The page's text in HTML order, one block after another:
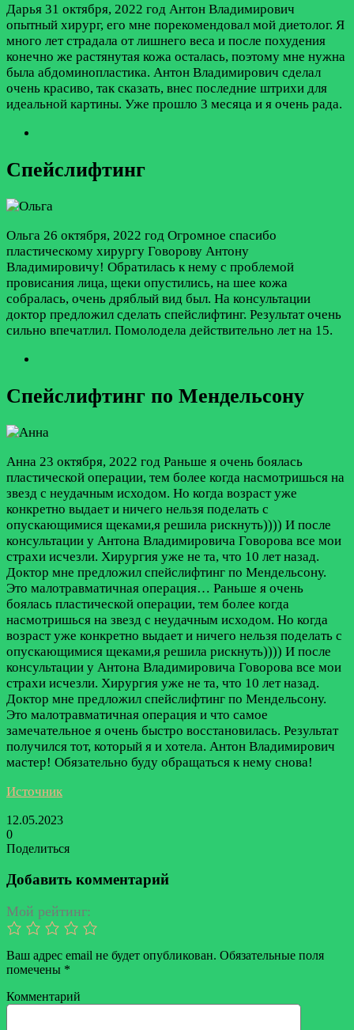
Дарья 31 октября, 2022 год Антон Владимирович
опытный хирург, его мне порекомендовал мой диетолог. Я
много лет страдала от лишнего веса и после похудения
конечно же растянутая кожа осталась, поэтому мне нужна
была абдоминопластика. Антон Владимирович сделал
очень красиво, так сказать, внес последние штрихи для
идеальной картины. Уже прошло 3 месяца и я очень рада.
Спейслифтинг
Ольга 26 октября, 2022 год Огромное спасибо
пластическому хирургу Говорову Антону
Владимировичу! Обратилась к нему с проблемой
провисания лица, щеки опустились, на шее кожа
собралась, очень дряблый вид был. На консультации
доктор предложил сделать спейслифтинг. Результат очень
сильно впечатлил. Помолодела действительно лет на 15.
Спейслифтинг по Мендельсону
Анна 23 октября, 2022 год Раньше я очень боялась
пластической операции, тем более когда насмотришься на
звезд с неудачным исходом. Но когда возраст уже
конкретно выдает и ничего нельзя поделать с
опускающимися щеками,я решила рискнуть)))) И после
консультации у Антона Владимировича Говорова все мои
страхи исчезли. Хирургия уже не та, что 10 лет назад.
Доктор мне предложил спейслифтинг по Мендельсону.
Это малотравматичная операция… Раньше я очень
боялась пластической операции, тем более когда
насмотришься на звезд с неудачным исходом. Но когда
возраст уже конкретно выдает и ничего нельзя поделать с
опускающимися щеками,я решила рискнуть)))) И после
консультации у Антона Владимировича Говорова все мои
страхи исчезли. Хирургия уже не та, что 10 лет назад.
Доктор мне предложил спейслифтинг по Мендельсону.
Это малотравматичная операция и что самое
замечательное я очень быстро восстановилась. Результат
получился тот, который я и хотела. Антон Владимирович
мастер! Обязательно буду обращаться к нему снова!
Источник
12.05.2023
0
Поделиться
через
электронную
почту
Добавить комментарий
Мой рейтинг:
Ваш адрес email не будет опубликован. Обязательные поля
помечены *
Комментарий